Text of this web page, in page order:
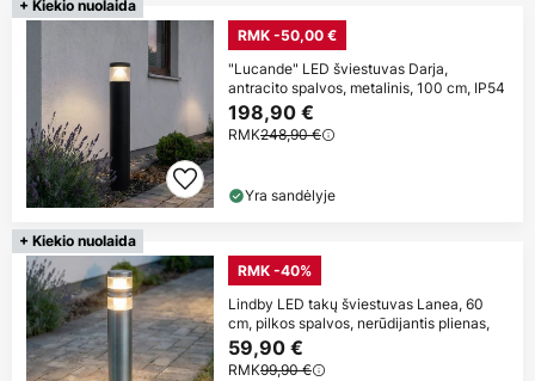
+ Kiekio nuolaida
RMK -50,00 €
"Lucande" LED šviestuvas Darja,
antracito spalvos, metalinis, 100 cm, IP54
198,90 €
RMK248,90 €
Yra sandėlyje
+ Kiekio nuolaida
RMK -40%
Lindby LED takų šviestuvas Lanea, 60
cm, pilkos spalvos, nerūdijantis plienas,
59,90 €
RMK99,90 €